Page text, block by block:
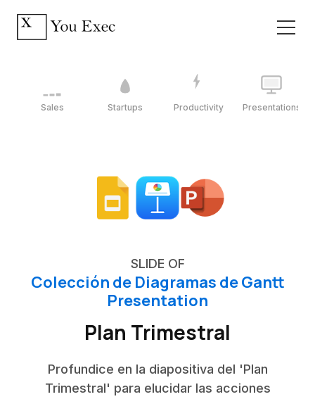
Sales Startups Productivity Presentations
SLIDE OF
Colección de Diagramas de Gantt
Presentation
Plan Trimestral
Profundice en la diapositiva del 'Plan
Trimestral' para elucidar las acciones